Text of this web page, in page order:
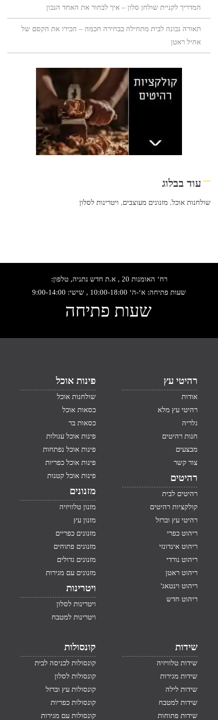
המדריך לקניית שולחן סלון – איך לבחור את האחד הנכון
תאורה נכונה לבית מתחילה בבחירה חכמה – הכירו את הקסם של
אהיל ראטן
עוד בבלוג
שולחנות אוכל, מזנונים מעוצבים, ויטרינות לסלון
רח‘ האומנות 20 , א.ת חדש נתניה, טלפון:
שעות פתיחה: א‘-ה‘ 10:00-18:00 , שישי: 9:00-14:00
שעות פתיחה
רהיטי עץ
אודות
רהיטי עץ מלא
גלריה
חנות רהיטים
מבצעים
צור קשר
רהיטים
רהיטים לבית
קולקציות רהיטים
רהיטי עץ וברזל
ריהוט כפרי
ריהוט אינדונזי
ריהוט נורדי
ריהוט ראטן
ריהוט וינטאג'
ריהוט חדש
פינות אוכל
שולחנות אוכל
כסאות אוכל
כסאות בר
פינות אוכל עגולות
פינות אוכל נפתחות
פינות אוכל כפריות
פינות אוכל קטנות
מזנונים
מזנון טלוויזיה
מזנון עץ
מזנונים כפריים
מזנונים פתוחים
מזנונים גדולים
מזנונים עם מגירות
ויטרינות
ויטרינות לסלון
ויטרינות למטבח
שידות
שידות טלוויזיה
שידות מגירות
שידות לילה
שידות למטבח
שידות פתוחות
קונסולות
קונסולות לכניסה לבית
קונסולות לסלון
קונסולות עץ וברזל
קונסולות כפריות
קונסולות עם מגירות